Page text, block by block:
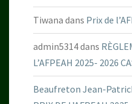
Tiwana dans Prix de
admin5314dans
L’AFPEAH 2025- 2026
Beaufreton Jean-